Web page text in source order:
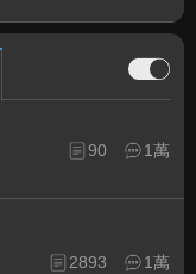
90 1萬
2893 1萬